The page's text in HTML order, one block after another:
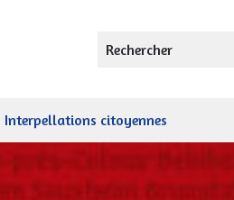
Rechercher
Interpellations citoyennes